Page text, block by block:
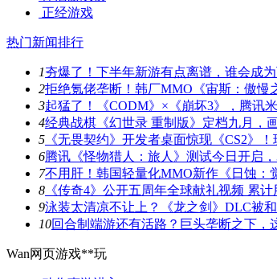
正经游戏
热门新闻排行
1夯爆了！下半年新游有点离谱，谁会成
2拒绝氪佬垄断！韩厂MMO《宙斯：傲慢
3起猛了！《CODM》×《崩坏3》，腾讯
4经典战棋《幻世录 重制版》定档九月，
5 《无畏契约》开发者桌面惊现《CS2》
6腾讯《怪物猎人：旅人》测试今日开启
7不用肝！韩国轻量化MMO新作《日蚀：
8 《传奇4》公开五周年全球献礼视频 累计
9泳装太清凉不让上？《龙之剑》DLC被
10回合制端游还有活路？巨头垄断之下，
Wan网页游戏**玩